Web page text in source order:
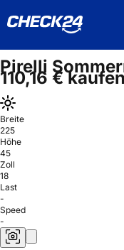
Pirelli
110,16 €
Breite
225
Höhe
45
Zoll
18
Last
-
Speed
-